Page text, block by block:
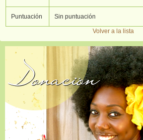
Puntuación Sin puntuación
Volver a la lista
Donación